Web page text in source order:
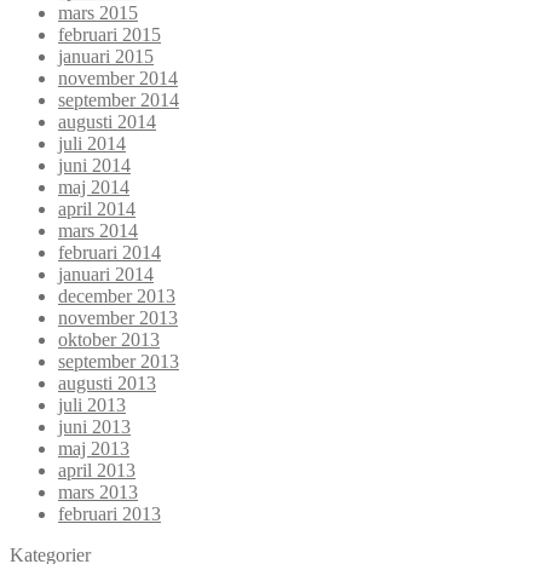
mars 2015
februari 2015
januari 2015
november 2014
september 2014
augusti 2014
juli 2014
juni 2014
maj 2014
april 2014
mars 2014
februari 2014
januari 2014
december 2013
november 2013
oktober 2013
september 2013
augusti 2013
juli 2013
juni 2013
maj 2013
april 2013
mars 2013
februari 2013
Kategorier